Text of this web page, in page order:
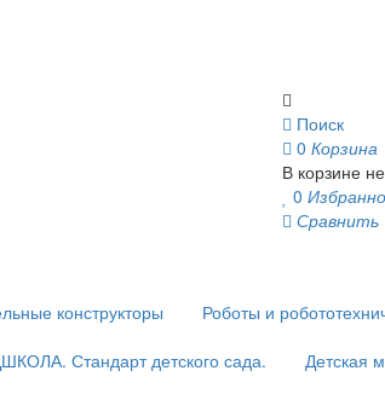
Поиск
0 Корзина
В корзине
0
Сравнить
конструкторы Роботы и
Стандарт детского сада.
Детская